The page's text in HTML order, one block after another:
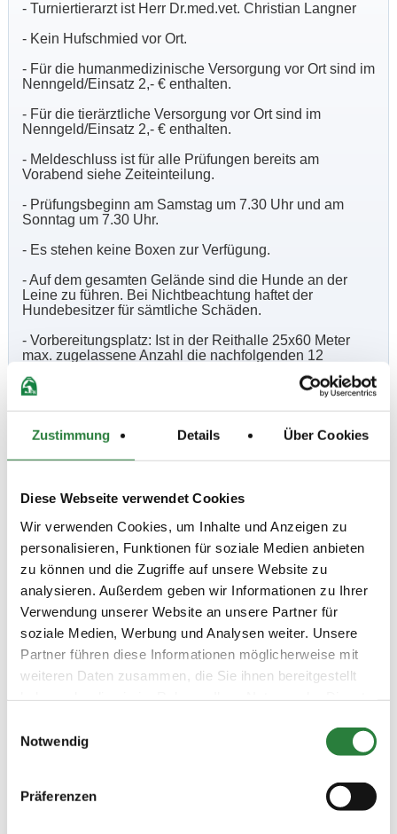
Zustimmung Details Über Cookies
Diese Webseite verwendet Cookies
Wir verwenden Cookies, um Inhalte und Anzeigen zu
personalisieren, Funktionen für soziale Medien anbieten
zu können und die Zugriffe auf unsere Website zu
analysieren. Außerdem geben wir Informationen zu Ihrer
Verwendung unserer Website an unsere Partner für
soziale Medien, Werbung und Analysen weiter. Unsere
Partner führen diese Informationen möglicherweise mit
weiteren Daten zusammen, die Sie ihnen bereitgestellt
Notwendig
Präferenzen
- Turniertierarzt ist Herr Dr.med.vet. Christian Langner
- Kein Hufschmied vor Ort.
- Für die humanmedizinische Versorgung vor Ort sind im
Nenngeld/Einsatz 2,- € enthalten.
- Für die tierärztliche Versorgung vor Ort sind im
Nenngeld/Einsatz 2,- € enthalten.
- Meldeschluss ist für alle Prüfungen bereits am
Vorabend siehe Zeiteinteilung.
- Prüfungsbeginn am Samstag um 7.30 Uhr und am
Sonntag um 7.30 Uhr.
- Es stehen keine Boxen zur Verfügung.
- Auf dem gesamten Gelände sind die Hunde an der
Leine zu führen. Bei Nichtbeachtung haftet der
Hundebesitzer für sämtliche Schäden.
- Vorbereitungsplatz: Ist in der Reithalle 25x60 Meter
max. zugelassene Anzahl die nachfolgenden 12
keine weiteren Möglichkeiten zum abreiten.
- Für Stammmitglieder des gastgebenden Vereins
entfallen die Handicaps außer den LK.
Prüfungsplatz: Sand 55x85 m, Abreiteplatz: Halle 25x60
Vorläufige Zeitenteilung:
Sa. vorm.: 1,2,3; nachm.: 4,5,6
So. vorm.: 7,8,9; nachm.: 10,11
Ergebnisse:
Prüfungen